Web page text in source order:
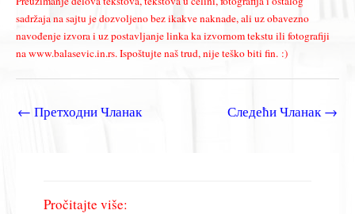
sadržaja na sajtu je dozvoljeno bez ikakve naknade, ali uz obavezno
navođenje izvora i uz postavljanje linka ka izvornom tekstu ili fotografiji
na www.balasevic.in.rs. Ispoštujte naš trud, nije teško biti fin. :)
← Претходни Чланак Следећи Чланак→
Pročitajte više: